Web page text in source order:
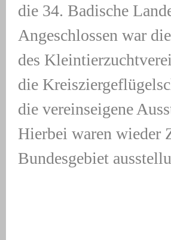
die 34. Badische
Angeschlossen war
des
die
die vereinseigene
Hierbei waren wieder
Bundesgebiet